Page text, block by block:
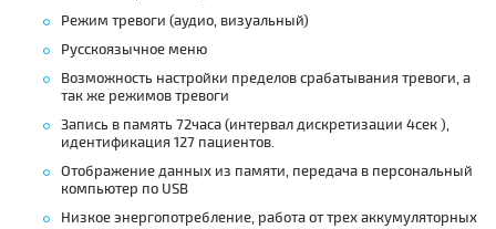
Режим тревоги (аудио, визуальный)
Русскоязычное меню
Возможность настройки пределов срабатывания тревоги, а
так же режимов тревоги
Запись в память 72часа (интервал дискретизации 4сек ),
идентификация 127 пациентов.
Отображение данных из памяти, передача в персональный
компьютер по USB
Низкое энергопотребление, работа от трех аккумуляторных